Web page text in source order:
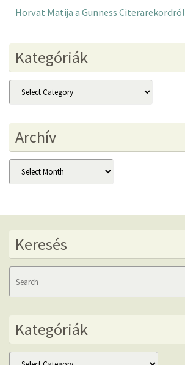
Horvat Matija a Gunness Citerarekordról
Kategóriák
Kategóriák
Archív
Archív
Keresés
Kategóriák
Kategóriák